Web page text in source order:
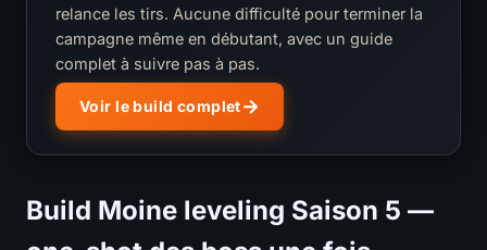
relance les tirs. Aucune difficulté pour terminer la
campagne même en débutant, avec un guide
complet à suivre pas à pas.
Voir le build complet
Build Moine leveling Saison 5 —